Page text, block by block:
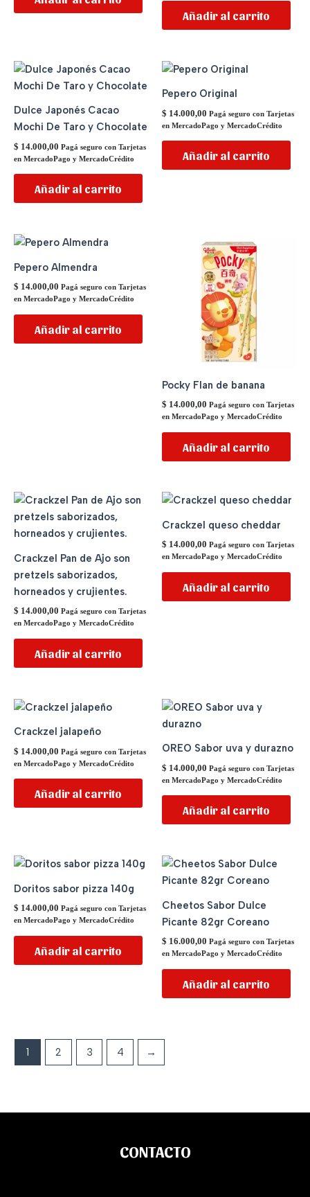
Añadir al carrito
Dulce Japonés Cacao
Mochi De Taro y Chocolate
$ 14.000,00 Pagá seguro con Tarjetas
en MercadoPago y MercadoCrédito
Añadir al carrito
Pepero Original
$ 14.000,00 Pagá seguro con Tarjetas
en MercadoPago y MercadoCrédito
Añadir al carrito
Pepero Almendra
$ 14.000,00 Pagá seguro con Tarjetas
en MercadoPago y MercadoCrédito
Añadir al carrito
Pocky Flan de banana
$ 14.000,00 Pagá seguro con Tarjetas
en MercadoPago y MercadoCrédito
Añadir al carrito
Crackzel Pan de Ajo son
pretzels saborizados,
horneados y crujientes.
$ 14.000,00 Pagá seguro con Tarjetas
en MercadoPago y MercadoCrédito
Añadir al carrito
Crackzel queso cheddar
$ 14.000,00 Pagá seguro con Tarjetas
en MercadoPago y MercadoCrédito
Añadir al carrito
Crackzel jalapeño
$ 14.000,00 Pagá seguro con Tarjetas
en MercadoPago y MercadoCrédito
Añadir al carrito
OREO Sabor uva y durazno
$ 14.000,00 Pagá seguro con Tarjetas
en MercadoPago y MercadoCrédito
Añadir al carrito
Doritos sabor pizza 140g
$ 14.000,00 Pagá seguro con Tarjetas
en MercadoPago y MercadoCrédito
Añadir al carrito
Cheetos Sabor Dulce
Picante 82gr Coreano
$ 16.000,00 Pagá seguro con Tarjetas
en MercadoPago y MercadoCrédito
Añadir al carrito
1 2 3 4 →
CONTACTO